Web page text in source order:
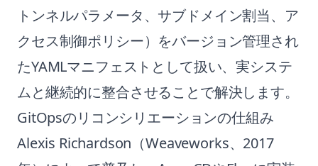
トンネルパラメータ、サブドメイン割当、ア
クセス制御ポリシー）をバージョン管理され
たYAMLマニフェストとして扱い、実システ
ムと継続的に整合させることで解決します。
GitOpsのリコンシリエーションの仕組み
Alexis Richardson（Weaveworks、2017